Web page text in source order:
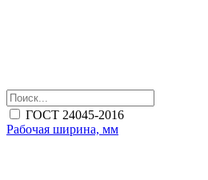
ГОСТ 24045-2016
Рабочая ширина, мм